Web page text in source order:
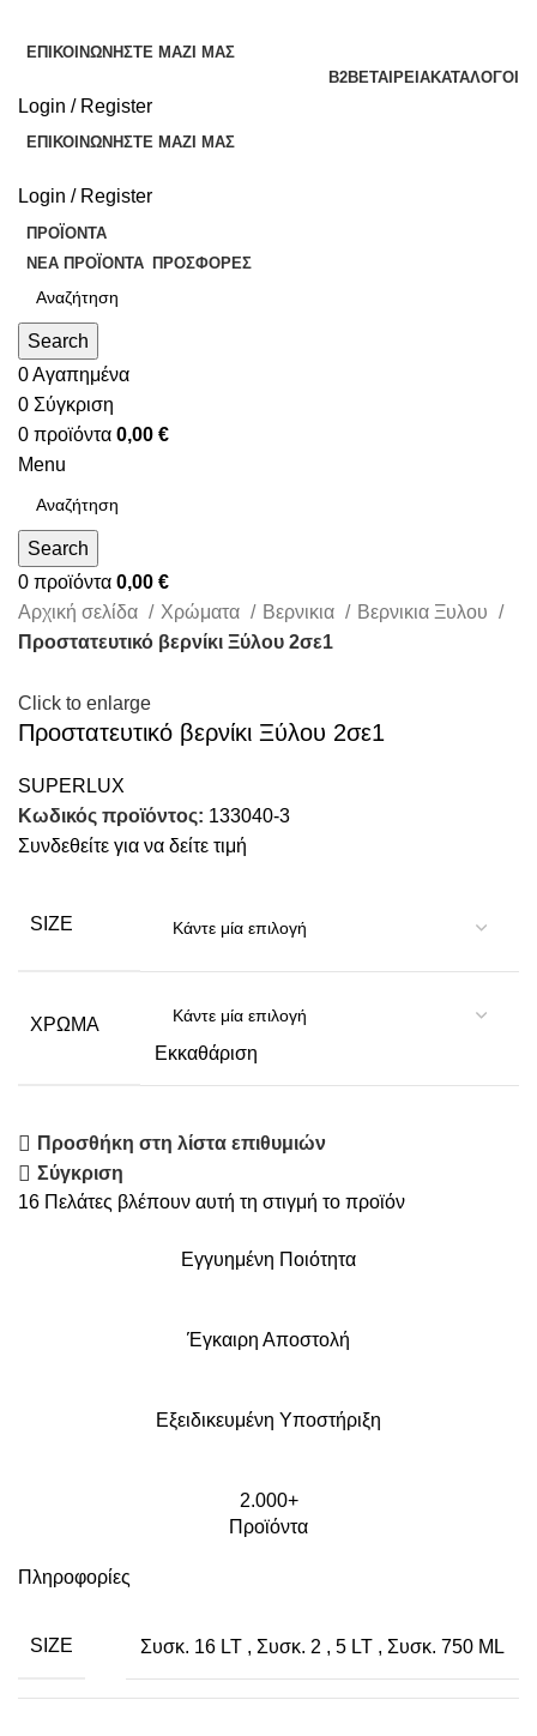
ΕΠΙΚΟΙΝΩΝΉΣΤΕ ΜΑΖΊ ΜΑΣ
B2BΕΤΑΙΡΕΊΑΚΑΤΆΛΟΓΟΙ
Login / Register
ΕΠΙΚΟΙΝΩΝΉΣΤΕ ΜΑΖΊ ΜΑΣ
Login / Register
ΠΡΟΪΌΝΤΑ
ΝΈΑ ΠΡΟΪΌΝΤΑ ΠΡΟΣΦΟΡΈΣ
Search
0Αγαπημένα
0 Σύγκριση
0 προϊόντα 0,00 €
Menu
Search
0 προϊόντα 0,00 €
Αρχική σελίδα
Χρώματα Βερνικια
Βερνικια Ξυλου
Προστατευτικό βερνίκι Ξύλου 2σε1
Click to enlarge
Προστατευτικό βερνίκι Ξύλου 2σε1
SUPERLUX
Κωδικός προϊόντος: 133040-3
Συνδεθείτε για να δείτε τιμή
SIZE
ΧΡΏΜΑ
Εκκαθάριση
Προσθήκη στη λίστα επιθυμιών
Σύγκριση
16 Πελάτες βλέπουν αυτή τη στιγμή το προϊόν
Εγγυημένη Ποιότητα
Έγκαιρη Αποστολή
Εξειδικευμένη Υποστήριξη
2.000+
Προϊόντα
Πληροφορίες
SIZE Συσκ. 16 LT , Συσκ. 2 , 5 LT , Συσκ. 750 ML